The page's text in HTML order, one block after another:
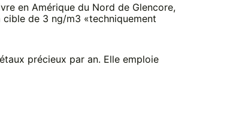
en Amérique du Nord de Glencore,
cible de 3 ng/m3 «techniquement
précieux par an. Elle emploie